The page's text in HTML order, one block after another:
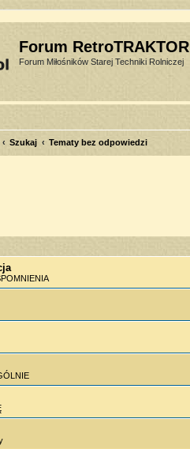
Forum RetroTRAKTOR
Forum Miłośników Starej Techniki Rolniczej
Szukaj Tematy bez odpowiedzi